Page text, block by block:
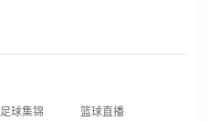
足球集锦 篮球直播